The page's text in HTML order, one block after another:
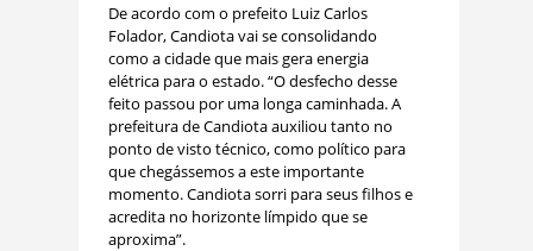
De acordo com o prefeito Luiz Carlos
Folador, Candiota vai se consolidando
como a cidade que mais gera energia
elétrica para o estado. “O desfecho desse
feito passou por uma longa caminhada. A
prefeitura de Candiota auxiliou tanto no
ponto de visto técnico, como político para
que chegássemos a este importante
momento. Candiota sorri para seus filhos e
acredita no horizonte límpido que se
aproxima”.